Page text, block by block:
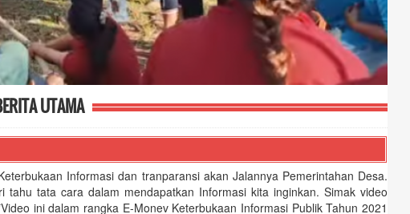
UTAMA
Informasi dan tranparansi akan Jalannya Pemerintahan Desa.
tahu tata cara dalam mendapatkan Informasi kita inginkan. Simak video
ini dalam rangka E-Monev Keterbukaan Informasi Publik Tahun 2021